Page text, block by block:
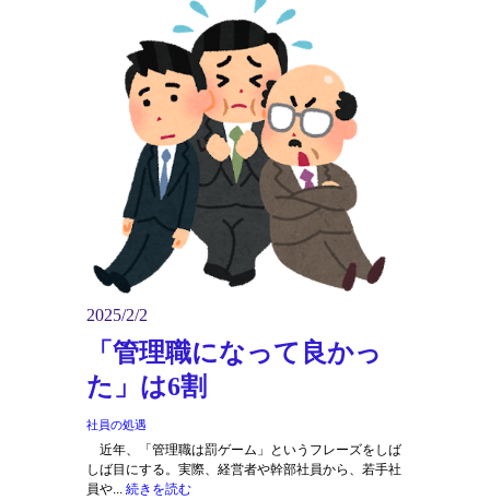
2025/2/2
「管理職になって良かっ
た」は6割
社員の処遇
近年、「管理職は罰ゲーム」というフレーズをしば
しば目にする。実際、経営者や幹部社員から、若手社
員や... 続きを読む